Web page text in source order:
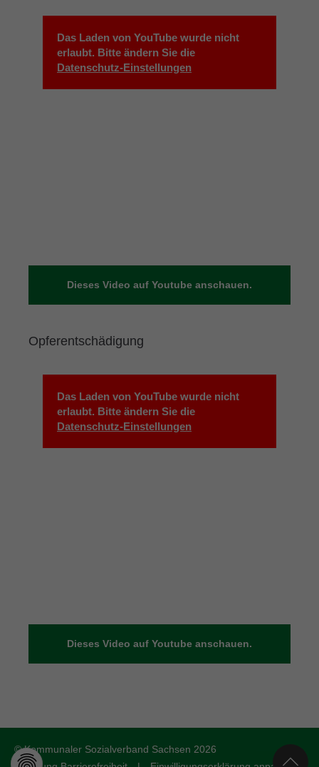
Das Laden von YouTube wurde nicht
erlaubt. Bitte ändern Sie die
Datenschutz-Einstellungen
Dieses Video auf Youtube anschauen.
Opferentschädigung
Das Laden von YouTube wurde nicht
erlaubt. Bitte ändern Sie die
Datenschutz-Einstellungen
Dieses Video auf Youtube anschauen.
© Kommunaler Sozialverband Sachsen 2026